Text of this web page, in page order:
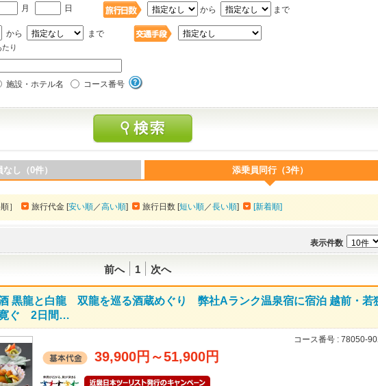
月 日 から まで
から まで
り
施設・ホテル名 コース番号
し（0件） 添乗員同行（3件）
］ 旅行代金 [安い順／高い順] 旅行日数 [短い順／長い順] [新着順]
表示件数
前へ 1 次へ
黒龍と白龍 双龍を巡る酒蔵めぐり 弊社Aランク温泉宿に宿泊 越前・若
ぐ 2日間…
コース番号 : 78050-
39,900円 ～51,900円